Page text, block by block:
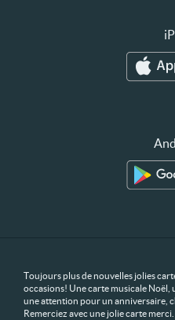
Toujours plus de nouvelles jolies
occasions! Une carte musicale Noël,
une attention pour un anniversaire,
Remerciez avec une jolie carte